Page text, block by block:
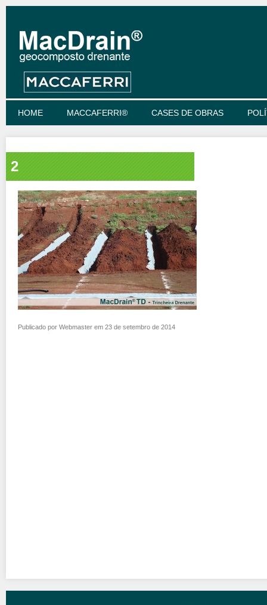
HOME MACCAFERRI® CASES DE OBRAS
2
Publicado por Webmaster em 23 de setembro de 2014